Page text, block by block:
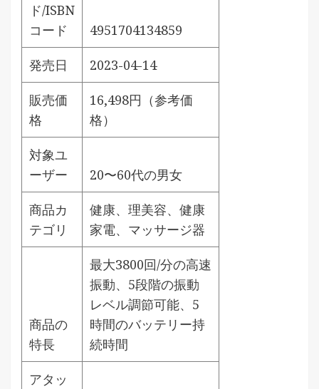
ド/ISBN
コード
4951704134859
発売日 2023-04-14
販売価
格
16,498円（参考価
格）
対象ユ
ーザー
20〜60代の男女
商品カ
テゴリ
健康、理美容、健康
家電、マッサージ器
商品の
特長
最大3800回/分の高速
振動、5段階の振動
レベル調節可能、5
時間のバッテリー持
続時間
アタッ